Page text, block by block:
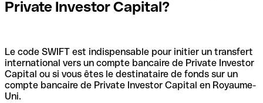
Private Investor Capital?
Le code SWIFT est indispensable pour initier un transfert
international vers un compte bancaire de Private Investor
Capital ou si vous êtes le destinataire de fonds sur un
compte bancaire de Private Investor Capital en Royaume-
Uni.